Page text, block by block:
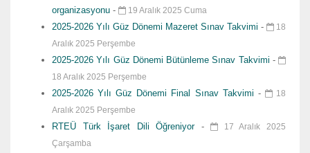
organizasyonu - 19 Aralık 2025 Cuma
2025-2026 Yılı Güz Dönemi Mazeret Sınav Takvimi -
18
Aralık 2025 Perşembe
2025-2026 Yılı Güz Dönemi Bütünleme Sınav Takvimi -
18 Aralık 2025 Perşembe
2025-2026 Yılı Güz Dönemi Final Sınav Takvimi -
18
Aralık 2025 Perşembe
RTEÜ Türk İşaret Dili Öğreniyor -
17 Aralık 2025
Çarşamba